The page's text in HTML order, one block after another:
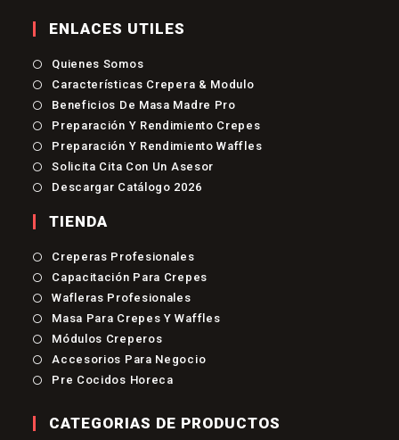
ENLACES UTILES
Quienes Somos
Características Crepera & Modulo
Beneficios De Masa Madre Pro
Preparación Y Rendimiento Crepes
Preparación Y Rendimiento Waffles
Solicita Cita Con Un Asesor
Descargar Catálogo 2026
TIENDA
Creperas ProfesionalesSe
En
Nueva
Pestaña
Capacitación Para CrepesSe
Una
Wafleras ProfesionalesSe
En
Pestaña
Masa Para Crepes Y WafflesSe
Módulos CreperosSe
En
Una
Accesorios Para NegocioSe
Pestaña
Pre Cocidos HorecaSe
Una
CATEGORIAS DE PRODUCTOS